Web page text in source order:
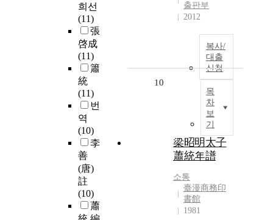
희선
(11)
張
啓成
(11)
簫
統
(11)
번
역
(10)
李
善
(唐)
註
(10)
蕭
출판부
2012
복사/
대출
신청
목
차
보
기
10
梁昭明太子
蕭統年譜
소통
臺漫商務印
書館
1981